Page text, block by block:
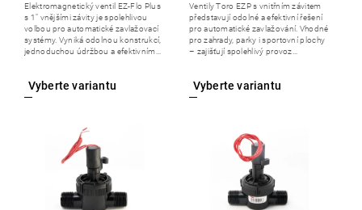
Elektromagnetický ventil EZ-Flo Plus
s 1" vnějšími závity je spolehlivou
volbou pro automatické zavlažovací
systémy. Vyniká odolnou konstrukcí,
jednoduchou údržbou a efektivním...
Ventily Toro EZP s vnitřním závitem
představují odolné a efektivní řešení
pro automatické zavlažování. Vhodné
pro zahrady, parky i sportovní plochy
– zajišťují spolehlivý provoz...